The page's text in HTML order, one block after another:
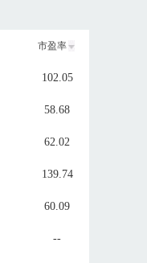
市盈率
102.05
58.68
62.02
139.74
60.09
--